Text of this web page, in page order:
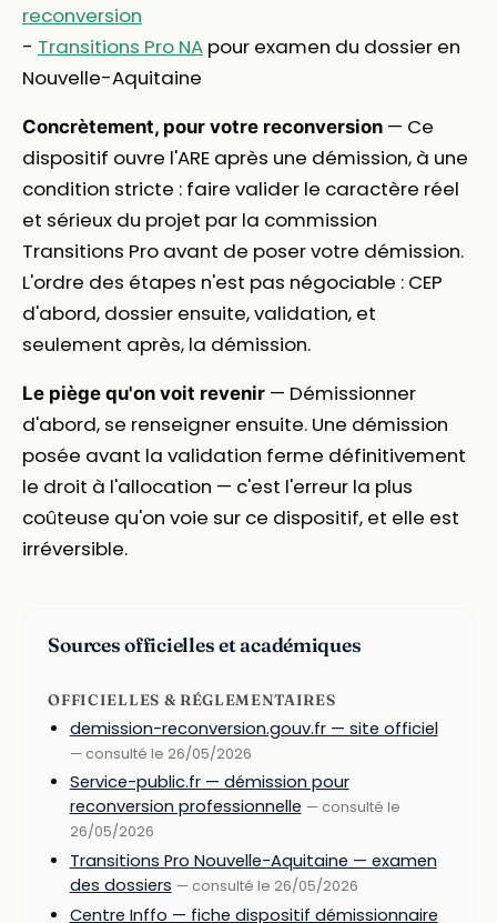
reconversion
- Transitions Pro NA pour examen du dossier en
Nouvelle-Aquitaine
Concrètement, pour votre reconversion — Ce
dispositif ouvre l'ARE après une démission, à une
condition stricte : faire valider le caractère réel
et sérieux du projet par la commission
Transitions Pro avant de poser votre démission.
L'ordre des étapes n'est pas négociable : CEP
d'abord, dossier ensuite, validation, et
seulement après, la démission.
Le piège qu'on voit revenir — Démissionner
d'abord, se renseigner ensuite. Une démission
posée avant la validation ferme définitivement
le droit à l'allocation — c'est l'erreur la plus
coûteuse qu'on voie sur ce dispositif, et elle est
irréversible.
Sources officielles et académiques
OFFICIELLES & RÉGLEMENTAIRES
demission-reconversion.gouv.fr — site officiel
— consulté le 26/05/2026
Service-public.fr — démission pour
reconversion professionnelle — consulté le
26/05/2026
Transitions Pro Nouvelle-Aquitaine — examen
des dossiers — consulté le 26/05/2026
Centre Inffo — fiche dispositif démissionnaire